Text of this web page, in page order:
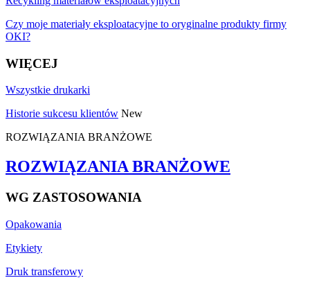
Czy moje materiały eksploatacyjne to oryginalne produkty firmy
OKI?
WIĘCEJ
Wszystkie drukarki
Historie sukcesu klientów New
ROZWIĄZANIA BRANŻOWE
ROZWIĄZANIA BRANŻOWE
WG ZASTOSOWANIA
Opakowania
Etykiety
Druk transferowy